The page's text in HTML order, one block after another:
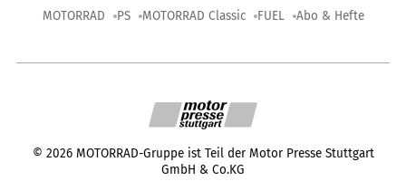
MOTORRAD PS MOTORRAD Classic FUEL Abo & Hefte
© 2026 MOTORRAD-Gruppe ist Teil der Motor Presse Stuttgart
GmbH & Co.KG